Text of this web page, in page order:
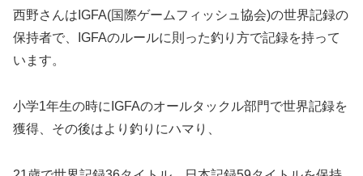
西野さんはIGFA(国際ゲームフィッシュ協会)の世界記録の
保持者で、IGFAのルールに則った釣り方で記録を持って
います。
小学1年生の時にIGFAのオールタックル部門で世界記録を
獲得、その後はより釣りにハマり、